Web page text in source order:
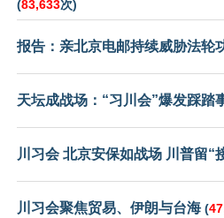
(83,633次)
报告：亲北京电邮持续威胁法轮
天坛成战场：“习川会”爆发踩踏
川习会 北京安保如战场 川普留“
川习会聚焦贸易、伊朗与台海 (